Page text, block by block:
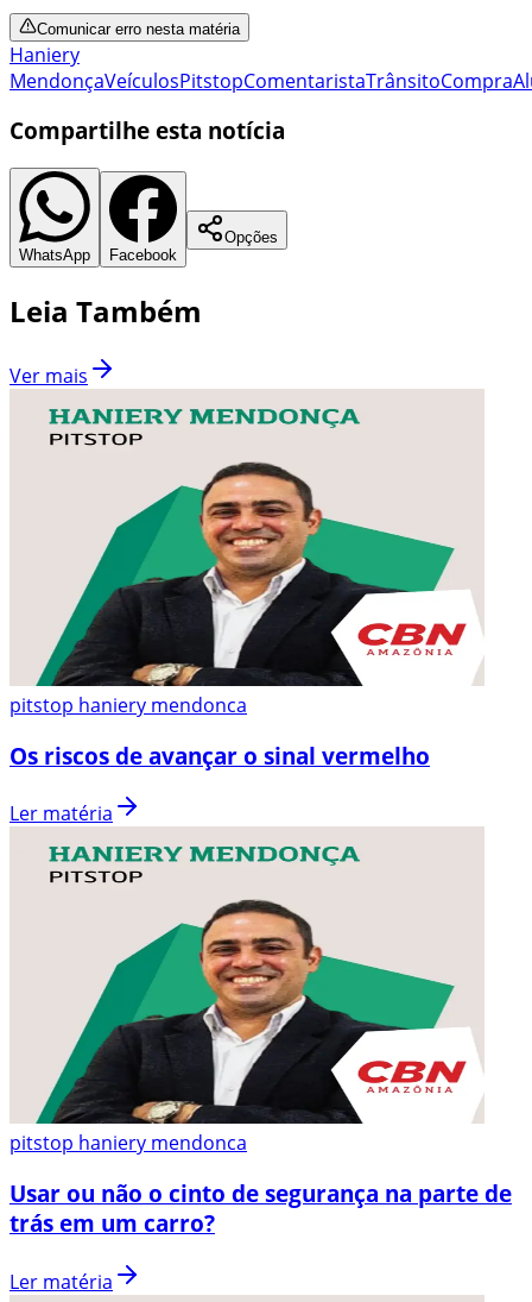
Comunicar erro nesta matéria
Haniery
MendonçaVeículosPitstopComentaristaTrânsitoCompra
Compartilhe esta notícia
WhatsApp Facebook
Opções
Leia Também
Ver mais
pitstop haniery mendonca
Os riscos de avançar o sinal vermelho
Ler matéria
pitstop haniery mendonca
Usar ou não o cinto de segurança na parte de
trás em um carro?
Ler matéria